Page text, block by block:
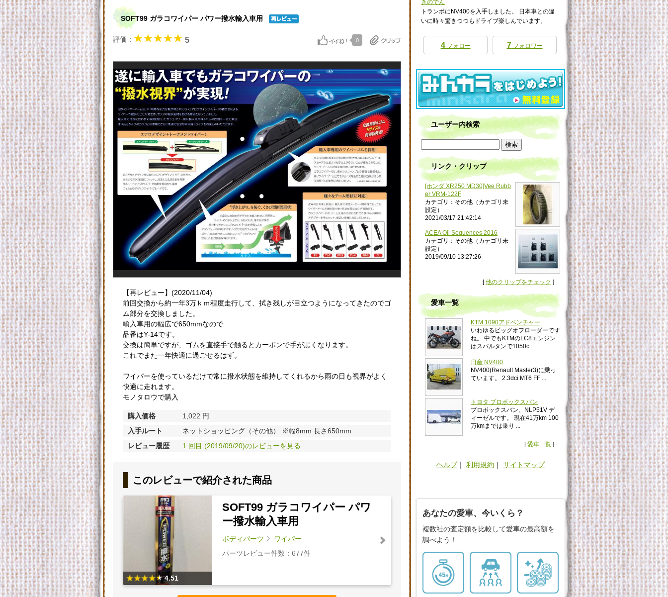
SOFT99 ガラコワイパー パワー撥水輸入車用
評価： 5 0
【再レビュー】(2020/11/04)
前回交換から約一年3万ｋｍ程度走行して、拭き残しが目立つようになってきたのでゴ
ム部分を交換しました。
輸入車用の幅広で650mmなので
品番はY-14です。
交換は簡単ですが、ゴムを直接手で触るとカーボンで手が黒くなります。
これでまた一年快適に過ごせるはず。
ワイパーを使っているだけで常に撥水状態を維持してくれるから雨の日も視界がよく
快適に走れます。
モノタロウで購入
購入価格
1,022 円
入手ルート
ネットショッピング（その他） ※幅8mm 長さ650mm
レビュー履歴
1 回目 (2019/09/20)のレビューを見る
このレビューで紹介された商品
4.51
SOFT99 ガラコワイパー パワ
ー撥水輸入車用
ボディパーツ
ワイパー
パーツレビュー件数：677件
きのでん
トランポにNV400を入手しました。 日本車との違
いに時々驚きつつもドライブ楽しんでいます。
4フォロー 7 フォロワー
ユーザー内検索
リンク・クリップ
[ホンダ XR250 MD30]Vee Rubb
er VRM-122F
カテゴリ：その他（カテゴリ未
設定）
2021/03/17 21:42:14
ACEA Oil Sequences 2016
カテゴリ：その他（カテゴリ未
設定）
2019/09/10 13:27:26
[他のクリップをチェック ]
愛車一覧
KTM 1090アドベンチャー
いわゆるビッグオフローダーです
ね。 中でもKTMのLC8エンジン
はスパルタンで1050c ...
日産 NV400
NV400(Renault Master3)に乗っ
ています。 2.3dci MT6 FF ...
トヨタ プロボックスバン
プロボックスバン、NLP51V デ
ィーゼルです。 現在41万km 100
万kmまでは乗り ...
[愛車一覧 ]
ヘルプ｜ 利用規約 ｜ サイトマップ
あなたの愛車、今いくら？
複数社の査定額を比較して愛車の最高額を
調べよう！